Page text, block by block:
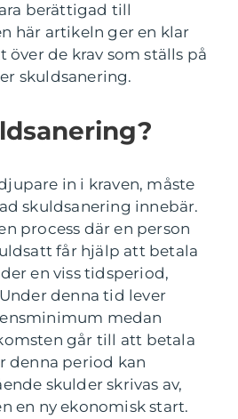
berättigad till
här artikeln ger en klar
de krav som ställs på
skuldsanering.
in i kraven, måste
skuldsanering innebär.
process där en person
får hjälp att betala
en viss tidsperiod,
denna tid lever
medan
går till att betala
denna period kan
skulder skrivas av,
en ny ekonomisk start.